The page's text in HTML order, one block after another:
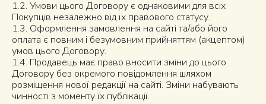
1.2. Умови цього Договору є однаковими для всіх
Покупців незалежно від їх правового статусу.
1.3. Оформлення замовлення на сайті та/або його
оплата є повним і безумовним прийняттям (акцептом)
умов цього Договору.
1.4. Продавець має право вносити зміни до цього
Договору без окремого повідомлення шляхом
розміщення нової редакції на сайті. Зміни набувають
чинності з моменту їх публікації.